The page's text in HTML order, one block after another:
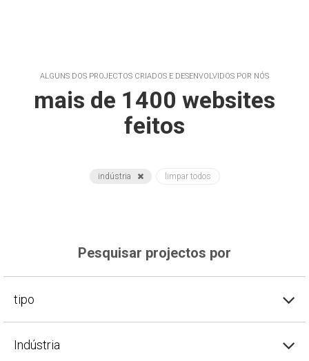
ALGUNS DOS PROJECTOS CRIADOS E DESENVOLVIDOS POR NÓS
mais de 1400 websites
feitos
indústria limpar todos
Pesquisar projectos por
tipo
Indústria